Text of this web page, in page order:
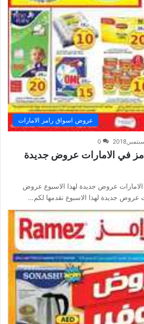
عروض اسواق رامز الامارات
0
في الامارات عروض جديدة
عروض جديدة لهذا الاسبوع عروض
عروض جديدة لهذا الاسبوع نقدمها لكم…